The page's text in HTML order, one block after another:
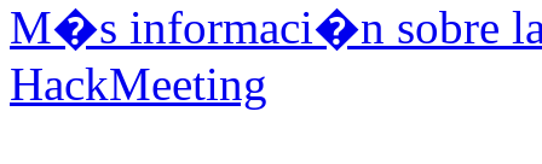
M�s informaci�n sobre
HackMeeting